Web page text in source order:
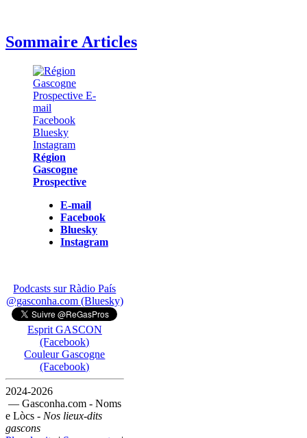
Sommaire Articles
Région
Gascogne
Prospective
E-mail
Facebook
Bluesky
Instagram
Podcasts sur Ràdio País
@gasconha.com (Bluesky)
Esprit GASCON
(Facebook)
Couleur Gascogne
(Facebook)
2024-2026
— Gasconha.com - Noms
e Lòcs - Nos lieux-dits
gascons